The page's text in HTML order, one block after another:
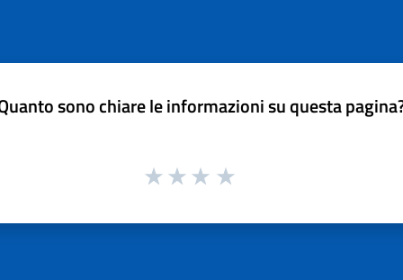
sono chiare le informazioni su questa